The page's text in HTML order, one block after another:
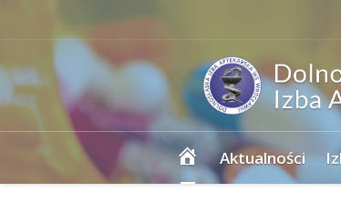
Strona
główna
Aktualności